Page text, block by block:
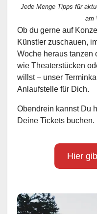
Jede Menge Tipps für
am
Ob du gerne auf
Künstler zuschauen,
Woche heraus tanzen
wie Theaterstücken
willst – unser
Anlaufstelle für Dich.
Obendrein kannst Du
Deine Tickets buchen.
Hier